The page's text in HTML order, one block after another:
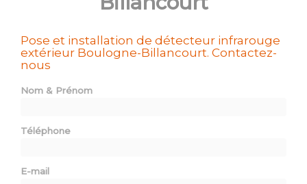
Pose et installation de détecteur infrarouge
extérieur Boulogne-Billancourt. Contactez-
nous
Nom & Prénom
Téléphone
E-mail